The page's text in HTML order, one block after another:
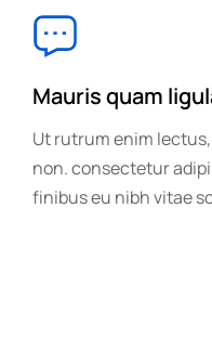
Mauris quam
Ut rutrum enim
non. consectetur
finibus eu nibh vitae